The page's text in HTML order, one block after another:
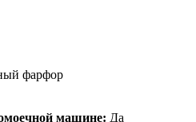
фарфор
машине: Да